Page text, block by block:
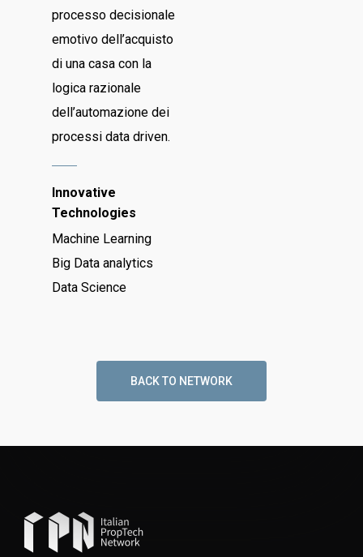
processo decisionale
emotivo dell’acquisto
di una casa con la
logica razionale
dell’automazione dei
processi data driven.
Innovative
Technologies
Machine Learning
Big Data analytics
Data Science
BACK TO NETWORK